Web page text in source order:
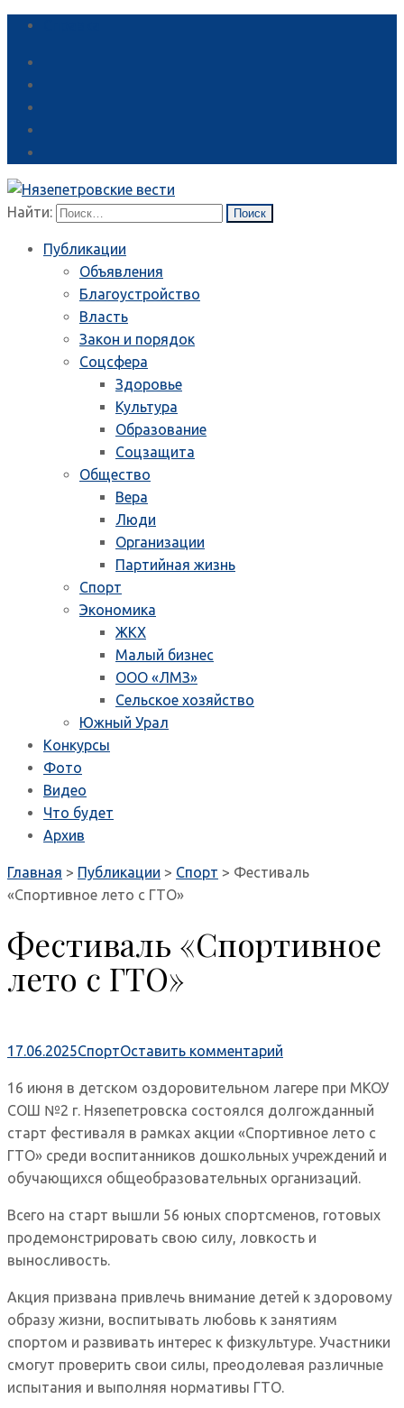
Найти:
Публикации
Объявления
Благоустройство
Власть
Закон и порядок
Соцсфера
Здоровье
Культура
Образование
Соцзащита
Общество
Вера
Люди
Организации
Партийная жизнь
Спорт
Экономика
ЖКХ
Малый бизнес
ООО «ЛМЗ»
Сельское хозяйство
Южный Урал
Конкурсы
Фото
Видео
Что будет
Архив
Главная > Публикации > Спорт > Фестиваль
«Спортивное лето с ГТО»
Фестиваль «Спортивное
лето с ГТО»
17.06.2025СпортОставить комментарий
16 июня в детском оздоровительном лагере при МКОУ
СОШ №2 г. Нязепетровска состоялся долгожданный
старт фестиваля в рамках акции «Спортивное лето с
ГТО» среди воспитанников дошкольных учреждений и
обучающихся общеобразовательных организаций.
Всего на старт вышли 56 юных спортсменов, готовых
продемонстрировать свою силу, ловкость и
выносливость.
Акция призвана привлечь внимание детей к здоровому
образу жизни, воспитывать любовь к занятиям
спортом и развивать интерес к физкультуре. Участники
смогут проверить свои силы, преодолевая различные
испытания и выполняя нормативы ГТО.